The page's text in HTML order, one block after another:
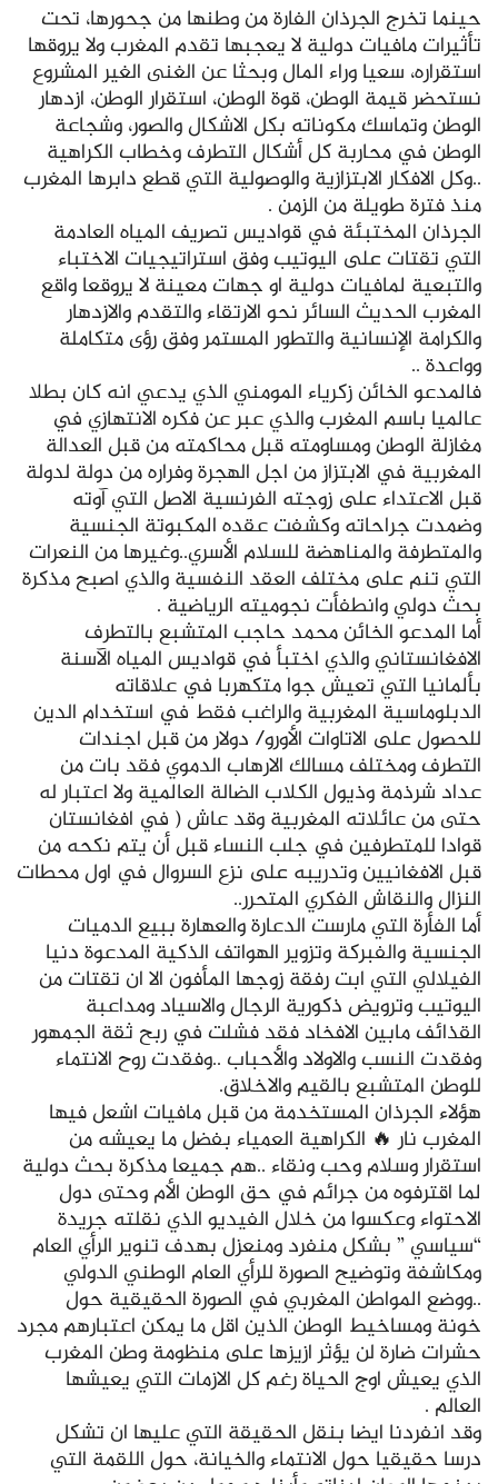
حينما تخرج الجرذان الفارة من وطنها من جحورها، تحت
تأثيرات مافيات دولية لا يعجبها تقدم المغرب ولا يروقها
استقراره، سعيا وراء المال وبحثا عن الغنى الغير المشروع
نستحضر قيمة الوطن، قوة الوطن، استقرار الوطن، ازدهار
الوطن وتماسك مكوناته بكل الاشكال والصور، وشجاعة
الوطن في محاربة كل أشكال التطرف وخطاب الكراهية
..وكل الافكار الابتزازية والوصولية التي قطع دابرها المغرب
منذ فترة طويلة من الزمن .
الجرذان المختبئة في قواديس تصريف المياه العادمة
التي تقتات على اليوتيب وفق استراتيجيات الاختباء
والتبعية لمافيات دولية او جهات معينة لا يروقعا واقع
المغرب الحديث السائر نحو الارتقاء والتقدم والازدهار
والكرامة الإنسانية والتطور المستمر وفق رؤى متكاملة
وواعدة ..
فالمدعو الخائن زكرياء المومني الذي يدعي انه كان بطلا
عالميا باسم المغرب والذي عبر عن فكره الانتهازي في
مغازلة الوطن ومساومته قبل محاكمته من قبل العدالة
المغربية في الابتزاز من اجل الهجرة وفراره من دولة لدولة
قبل الاعتداء على زوجته الفرنسية الاصل التي آوته
وضمدت جراحاته وكشفت عقده المكبوتة الجنسية
والمتطرفة والمناهضة للسلام الأسري..وغيرها من النعرات
التي تنم على مختلف العقد النفسية والذي اصبح مذكرة
بحث دولي وانطفأت نجوميته الرياضية .
أما المدعو الخائن محمد حاجب المتشبع بالتطرف
الافغانستاني والذي اختبأ في قواديس المياه الآسنة
بألمانيا التي تعيش جوا متكهربا في علاقاته
الدبلوماسية المغربية والراغب فقط في استخدام الدين
للحصول على الاتاوات الأورو/ دولار من قبل اجندات
التطرف ومختلف مسالك الارهاب الدموي فقد بات من
عداد شرذمة وذيول الكلاب الضالة العالمية ولا اعتبار له
حتى من عائلاته المغربية وقد عاش ( في افغانستان
قوادا للمتطرفين في جلب النساء قبل أن يتم نكحه من
قبل الافغانيين وتدريبه على نزع السروال في اول محطات
النزال والنقاش الفكري المتحرر..
أما الفأرة التي مارست الدعارة والعهارة ببيع الدميات
الجنسية والفبركة وتزوير الهواتف الذكية المدعوة دنيا
الفيلالي التي ابت رفقة زوجها المأفون الا ان تقتات من
اليوتيب وترويض ذكورية الرجال والاسياد ومداعبة
القذائف مابين الافخاد فقد فشلت في ربح ثقة الجمهور
وفقدت النسب والاولاد والأحباب ..وفقدت روح الانتماء
للوطن المتشبع بالقيم والاخلاق.
هؤلاء الجرذان المستخدمة من قبل مافيات اشعل فيها
المغرب نار 🔥 الكراهية العمياء بفضل ما يعيشه من
استقرار وسلام وحب ونقاء ..هم جميعا مذكرة بحث دولية
لما اقترفوه من جرائم في حق الوطن الأم وحتى دول
الاحتواء وعكسوا من خلال الفيديو الذي نقلته جريدة
“سياسي ” بشكل منفرد ومنعزل بهدف تنوير الرأي العام
ومكاشفة وتوضيح الصورة للرأي العام الوطني الدولي
..ووضع المواطن المغربي في الصورة الحقيقية حول
خونة ومساخيط الوطن الذين اقل ما يمكن اعتبارهم مجرد
حشرات ضارة لن يؤثر ازيزها على منظومة وطن المغرب
الذي يعيش اوج الحياة رغم كل الازمات التي يعيشها
العالم .
وقد انفردنا ايضا بنقل الحقيقة التي عليها ان تشكل
درسا حقيقيا حول الانتماء والخيانة، حول اللقمة التي